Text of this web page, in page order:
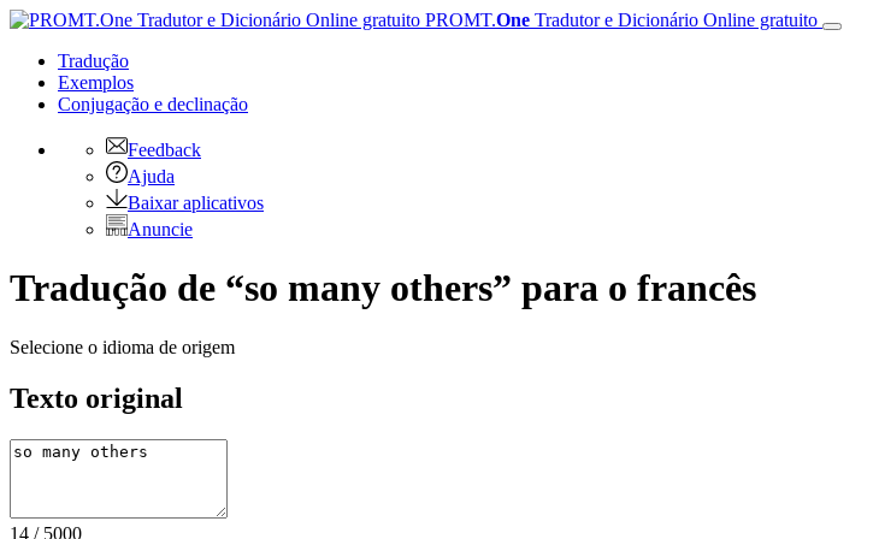
PROMT.One Tradutor e Dicionário Online gratuito
Tradução
Exemplos
Conjugação e declinação
Feedback
Ajuda
Baixar aplicativos
Anuncie
Tradução de “so many others” para o francês
Selecione o idioma de origem
Texto original
14 / 5000